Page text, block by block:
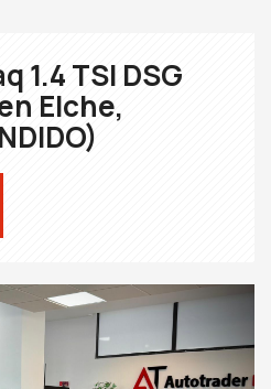
1.4 TSI DSG
Elche,